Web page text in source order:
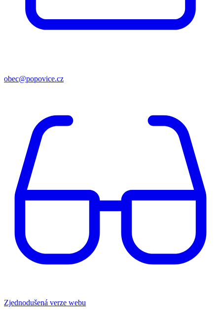
obec@popovice.cz
Zjednodušená verze webu